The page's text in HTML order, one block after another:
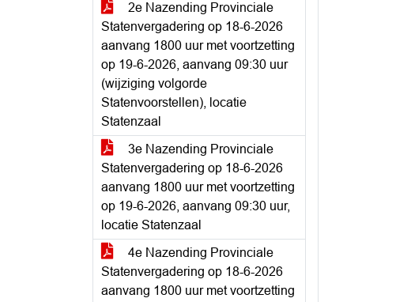
2e Nazending Provinciale
Statenvergadering op 18-6-2026
aanvang 1800 uur met voortzetting
op 19-6-2026, aanvang 09:30 uur
(wijziging volgorde
Statenvoorstellen), locatie
Statenzaal
3e Nazending Provinciale
Statenvergadering op 18-6-2026
aanvang 1800 uur met voortzetting
op 19-6-2026, aanvang 09:30 uur,
locatie Statenzaal
4e Nazending Provinciale
Statenvergadering op 18-6-2026
aanvang 1800 uur met voortzetting